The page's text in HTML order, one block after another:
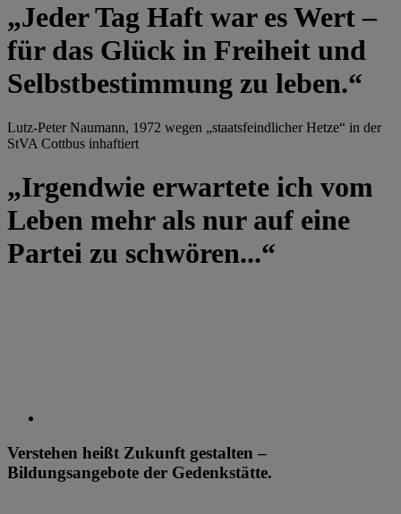
„Jeder Tag Haft war es Wert –
für das Glück in Freiheit und
Selbstbestimmung zu leben.“
Lutz-Peter Naumann, 1972 wegen „staatsfeindlicher Hetze“ in der
StVA Cottbus inhaftiert
„Irgendwie erwartete ich vom
Leben mehr als nur auf eine
Partei zu schwören...“
Verstehen heißt Zukunft gestalten –
Bildungsangebote der Gedenkstätte.